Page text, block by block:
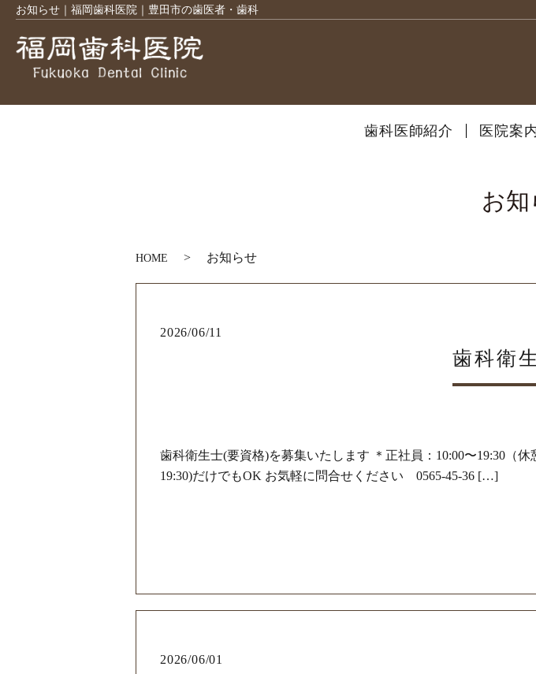
お知らせ｜福岡歯科医院｜豊田市の歯医者・歯科
歯科医師紹介 医院案
お知
HOME お知らせ
2026/06/11
歯科衛
歯科衛生士(要資格)を募集いたします ＊正社員：10:00〜19:30（
19:30)だけでもOK お気軽に問合せください 0565-45-36 […]
2026/06/01